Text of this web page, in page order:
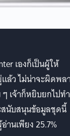
เองก็เป็นผู้ให้
แล้ว ไม่น่าจะผิดพล
เจ้าก็หยิบยกไปทำ
นับสนุนข้อมูลชุดนี้
านเพียง 25.7%